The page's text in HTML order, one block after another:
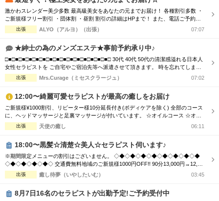
激かわスレンダー美少多数 最高級美女をあなたの元までお届け！ 各種割引多数 ・
ご新規様フリー割引 ・団体割 ・昼割 割引の詳細はHPまで！ また、電話ご予約を
優先させて頂きますので、 ご予約の際はお電話をオススメ致します！ ご了承下さ
いませ☆
出張 ALYO（アルヨ）（出張） 07:07
★紳士の為のメンズエステ★事前予約承り中♪
□■□■□■□■□■□■□■□■□■□■□■□■□■□■□■□ 30代 40代 50代の清潔感溢れる日本人
女性セラピストを ご自宅やご宿泊先等へ派遣させて頂きます。 時を忘れてしまう
程の癒しと心のこもった おもてなしをお届けします。 □■□■□■□■□■□■□■□■□■□
■□■□■□■□■□■□ お客様の日々のお疲れやストレスを心身共に癒す為 優しさ・気
出張 Mrs.Curage（ミセスクラージュ） 07:02
12:00〜綺麗可愛セラピストが最高の癒しをお届け
ご新規様¥1000割引、リピーター様10分延長付き(ボディケアを除く) 全部のコース
に、ヘッドマッサージと足裏マッサージが付いています。 ☆オイルコース ☆オイ
ルミックスコース 90分 ￥13,000→¥12,000 120分 ￥16,000→¥15,000 150分 ￥20,0
00→¥19,000 180分 ￥24,000→¥23,000 ☆ボディケアマッサージコース 90分 ￥1
出張 天使の癒し 06:11
18:00〜黒髪☆清楚☆美人☆セラピスト伺います♪
※期間限定メニューの割引はございません。 ◇◆◇◆◇◆◇◆◇◆◇◆◇◆◇◆
◇◆◇◆◇◆◇◆◇ 交通費無料地域のご新規様1000円OFF!! 90分13,000円→12,00
0円 120分16,000円→15,000円 150分20,000円→19,000円 ※指名料別途 ◇◆◇◆◇
◆◇◆◇◆◇◆◇◆◇◆◇◆◇◆◇◆◇◆◇ 市内の交通費を頂く地域のご新規様1
出張 癒し待夢（いやしたいむ） 03:45
8月7日16名のセラピストが出勤予定!ご予約受付中